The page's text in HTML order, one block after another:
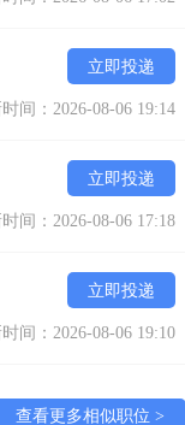
立即投递
间：2026-08-06 19:14
立即投递
间：2026-08-06 17:18
立即投递
间：2026-08-06 19:10
查看更多相似职位 >